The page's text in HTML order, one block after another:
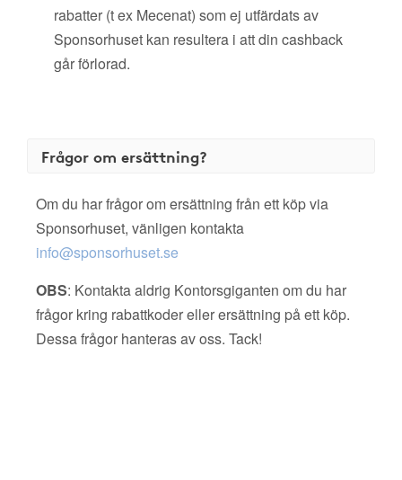
rabatter (t ex Mecenat) som ej utfärdats av
Sponsorhuset kan resultera i att din cashback
går förlorad.
Frågor om ersättning?
Om du har frågor om ersättning från ett köp via
Sponsorhuset, vänligen kontakta
info@sponsorhuset.se
OBS: Kontakta aldrig Kontorsgiganten om du har
frågor kring rabattkoder eller ersättning på ett köp.
Dessa frågor hanteras av oss. Tack!